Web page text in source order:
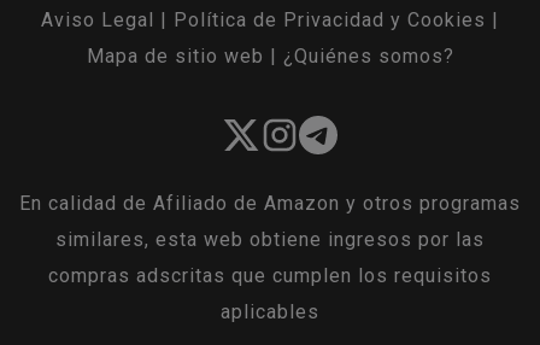
Aviso Legal Política de Privacidad y Cookies
Mapa de sitio web
¿Quiénes somos?
En calidad de Afiliado de Amazon y otros programas
similares, esta web obtiene ingresos por las
compras adscritas que cumplen los requisitos
aplicables